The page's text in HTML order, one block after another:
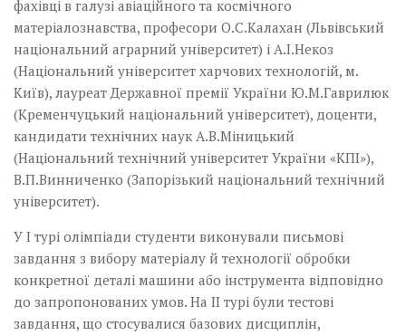
фахівці в галузі авіаційного та космічного
матеріалознавства, професори О.С.Калахан (Львівський
національний аграрний університет) і А.І.Некоз
(Національний університет харчових технологій, м.
Київ), лауреат Державної премії України Ю.М.Гаврилюк
(Кременчуцький національний університет), доценти,
кандидати технічних наук А.В.Міницький
(Національний технічний університет України «КПІ»),
В.П.Винниченко (Запорізький національний технічний
університет).
У I турі олімпіади студенти виконували письмові
завдання з вибору матеріалу й технології обробки
конкретної деталі машини або інструмента відповідно
до запропонованих умов. На II турі були тестові
завдання, що стосувалися базових дисциплін,